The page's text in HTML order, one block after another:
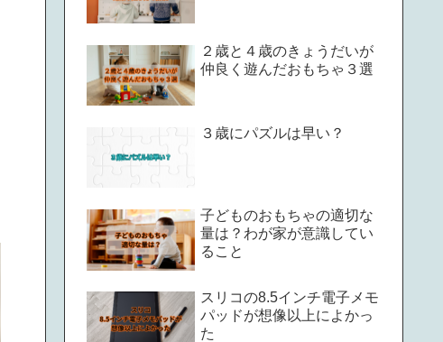
２歳と４歳のきょうだいが
仲良く遊んだおもちゃ３選
３歳にパズルは早い？
子どものおもちゃの適切な
量は？わが家が意識してい
ること
スリコの8.5インチ電子メモ
パッドが想像以上によかっ
た